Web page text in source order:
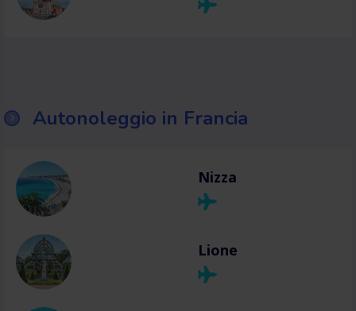
Autonoleggio in Francia
Nizza
Lione